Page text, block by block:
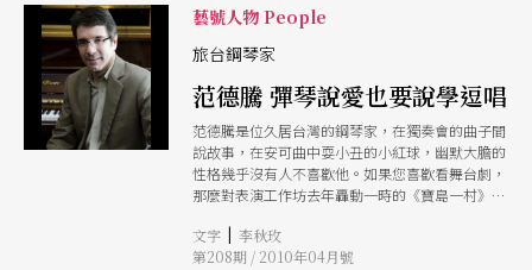
藝號人物 People
旅台鋼琴家
范德騰 彈琴說愛也要說學逗唱
范德騰是位久居台灣的鋼琴家，在獨奏會的曲子間
說故事，在安可曲中耍小丑的小紅球，幽默大膽的
性格幾乎沒有人不喜歡他。如果您喜歡看舞台劇，
那麼對表演工作坊去年轟動一時的《寶島一村》一
〈松花江上〉，那首鋼琴版本就是他所彈的。而和
表坊的合作不僅於此，最近還將親自上陣，帶著自
文字 | 李秋玫
第208期 / 2010年04月號